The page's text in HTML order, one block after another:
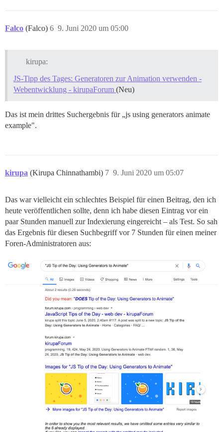
Falco (Falco) 9. Juni 2020 um 05:00
6
kirupa:
JS-Tipp des Tages: Generatoren zur Animation verwenden -
Webentwicklung - kirupaForum (Neu)
Das ist mein drittes Suchergebnis für „js using generators animate
example".
kirupa (Kirupa Chinnathambi) 9. Juni 2020 um 05:07
7
Das war vielleicht ein schlechtes Beispiel für einen Beitrag, den ich
heute veröffentlichen sollte, denn ich habe diesen Eintrag vor ein
paar Stunden manuell zur Indexierung eingereicht – als Test. So sah
das Ergebnis für diesen Suchbegriff vor 7 Stunden für einen meiner
Foren-Administratoren aus: